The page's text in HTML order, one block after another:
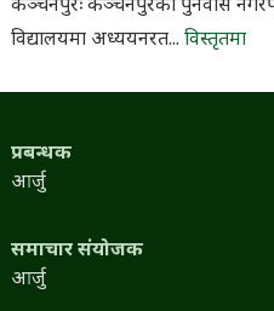
कञ्चनपुरः कञ्चनपुरको पुनर्वास
विद्यालयमा अध्ययनरत... विस्तृतमा
प्रबन्धक
आर्जु
समाचार संयोजक
आर्जु